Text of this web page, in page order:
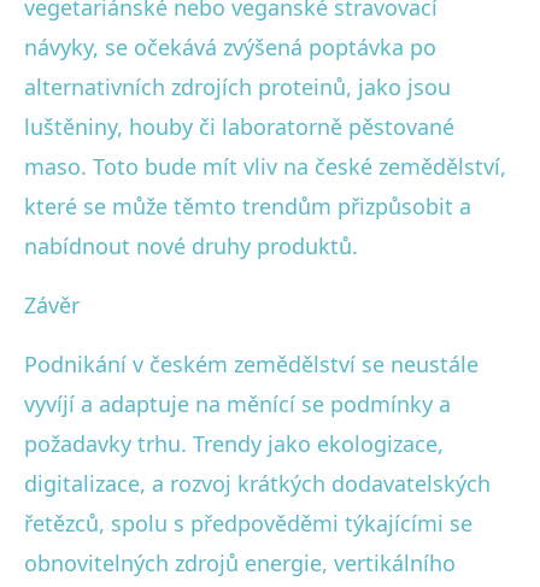
vegetariánské nebo veganské stravovací
návyky, se očekává zvýšená poptávka po
alternativních zdrojích proteinů, jako jsou
luštěniny, houby či laboratorně pěstované
maso. Toto bude mít vliv na české zemědělství,
které se může těmto trendům přizpůsobit a
nabídnout nové druhy produktů.
Závěr
Podnikání v českém zemědělství se neustále
vyvíjí a adaptuje na měnící se podmínky a
požadavky trhu. Trendy jako ekologizace,
digitalizace, a rozvoj krátkých dodavatelských
řetězců, spolu s předpověděmi týkajícími se
obnovitelných zdrojů energie, vertikálního